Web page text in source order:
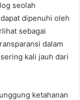
seolah
dipenuhi oleh
sebagai
dalam
kali jauh dari
ketahanan